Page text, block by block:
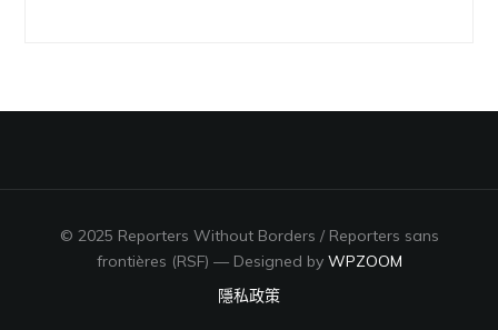
© 2025 Reporters Without Borders / Reporters sans
frontières (RSF) — Designed by WPZOOM
隱私政策